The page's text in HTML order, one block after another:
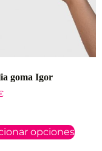
goma Igor
opciones